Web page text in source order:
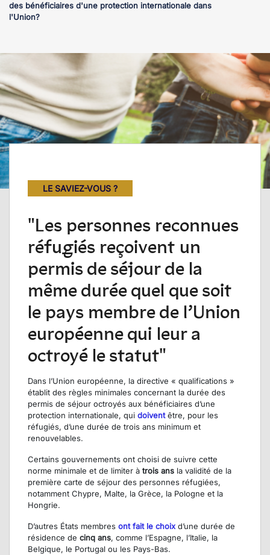
des bénéficiaires d'une protection internationale dans
l'Union?
LE SAVIEZ-VOUS ?
"Les personnes reconnues
réfugiés reçoivent un
permis de séjour de la
même durée quel que soit
le pays membre de l’Union
européenne qui leur a
octroyé le statut"
Dans l’Union européenne, la directive « qualifications »
établit des règles minimales concernant la durée des
permis de séjour octroyés aux bénéficiaires d’une
protection internationale, qui doiventêtre, pour les
réfugiés, d’une durée de trois ans minimum et
renouvelables.
Certains gouvernements ont choisi de suivre cette
norme minimale et de limiter à trois ans la validité de la
première carte de séjour des personnes réfugiées,
notamment Chypre, Malte, la Grèce, la Pologne et la
Hongrie.
D’autres États membres ont fait le choix d’une durée de
résidence de cinq ans, comme l’Espagne, l’Italie, la
Belgique, le Portugal ou les Pays-Bas.